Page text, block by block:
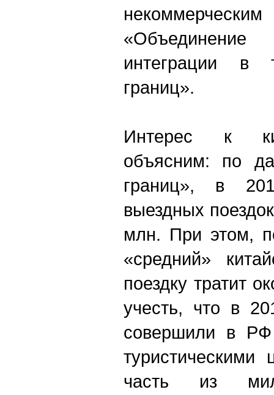
интеграции в
границ».
Интерес к
объясним: по
границ», в
выездных
млн. При этом,
«средний»
поездку тратит
учесть, что в
совершили в
часть из